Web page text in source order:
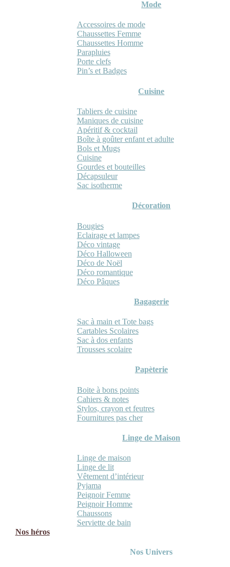
Mode
Accessoires de mode
Chaussettes Femme
Chaussettes Homme
Parapluies
Porte clefs
Pin’s et Badges
Cuisine
Tabliers de cuisine
Maniques de cuisine
Apéritif & cocktail
Boîte à goûter enfant et adulte
Bols et Mugs
Cuisine
Gourdes et bouteilles
Décapsuleur
Sac isotherme
Décoration
Bougies
Eclairage et lampes
Déco vintage
Déco Halloween
Déco de Noël
Déco romantique
Déco Pâques
Bagagerie
Sac à main et Tote bags
Cartables Scolaires
Sac à dos enfants
Trousses scolaire
Papèterie
Boite à bons points
Cahiers & notes
Stylos, crayon et feutres
Fournitures pas cher
Linge de Maison
Linge de maison
Linge de lit
Vêtement d’intérieur
Pyjama
Peignoir Femme
Peignoir Homme
Chaussons
Serviette de bain
Nos héros
Nos Univers